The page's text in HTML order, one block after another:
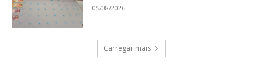
05/08/2026
Carregar mais